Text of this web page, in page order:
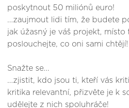
poskytnout 50 miliónů euro!
...zaujmout lidi tím, že budete
jak úžasný je váš projekt, místo
poslouchejte, co oni sami chtějí!
Snažte se...
...zjistit, kdo jsou ti, kteří vás
kritika relevantní, přizvěte je k
udělejte z nich spoluhráče!